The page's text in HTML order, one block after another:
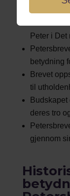
Peter i Det
betydning
Brevet
til
deres tro
gjennom